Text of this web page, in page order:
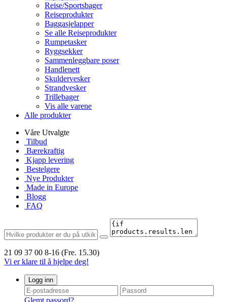
Reise/Sportsbager
Reiseprodukter
Baggasjelapper
Se alle Reiseprodukter
Rumpetasker
Ryggsekker
Sammenleggbare poser
Handlenett
Skuldervesker
Strandvesker
Trillebager
Vis alle varene
Alle produkter
Våre Utvalgte
Tilbud
Bærekraftig
Kjapp levering
Bestelgere
Nye Produkter
Made in Europe
Blogg
FAQ
21 09 37 00 8-16 (Fre. 15.30)
Vi er klare til å hjelpe deg!
Logg inn
Glemt passord?